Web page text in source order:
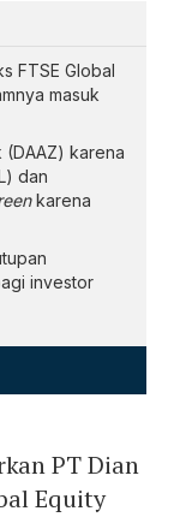
FTSE Global
masuk
(DAAZ) karena
dan
karena
investor
PT Dian
Equity